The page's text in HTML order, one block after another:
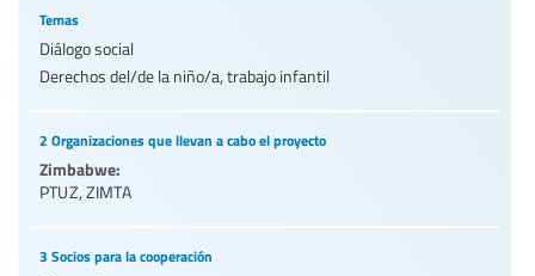
Temas
Diálogo social
Derechos del/de la niño/a, trabajo infantil
2 Organizaciones que llevan a cabo el proyecto
Zimbabwe:
PTUZ, ZIMTA
3 Socios para la cooperación